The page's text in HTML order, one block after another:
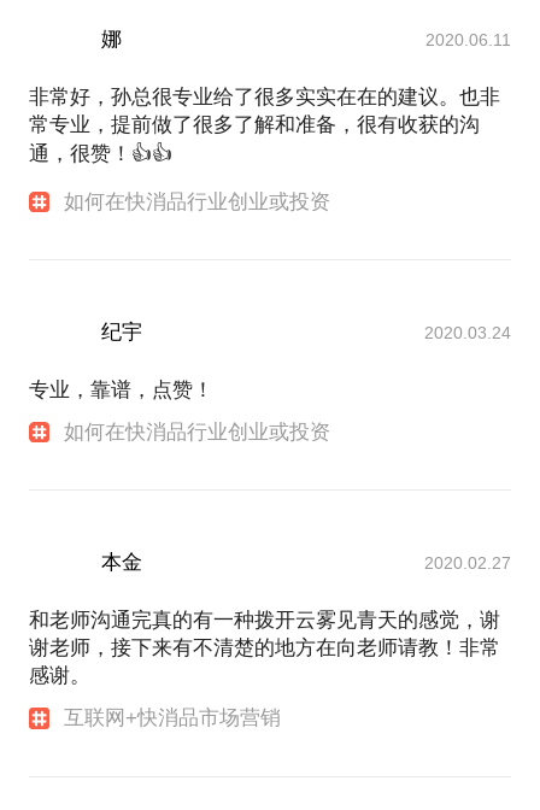
娜 2020.06.11
非常好，孙总很专业给了很多实实在在的建议。也非
常专业，提前做了很多了解和准备，很有收获的沟
通，很赞！👍👍
如何在快消品行业创业或投资
纪宇 2020.03.24
专业，靠谱，点赞！
如何在快消品行业创业或投资
本金 2020.02.27
和老师沟通完真的有一种拨开云雾见青天的感觉，谢
谢老师，接下来有不清楚的地方在向老师请教！非常
感谢。
互联网+快消品市场营销